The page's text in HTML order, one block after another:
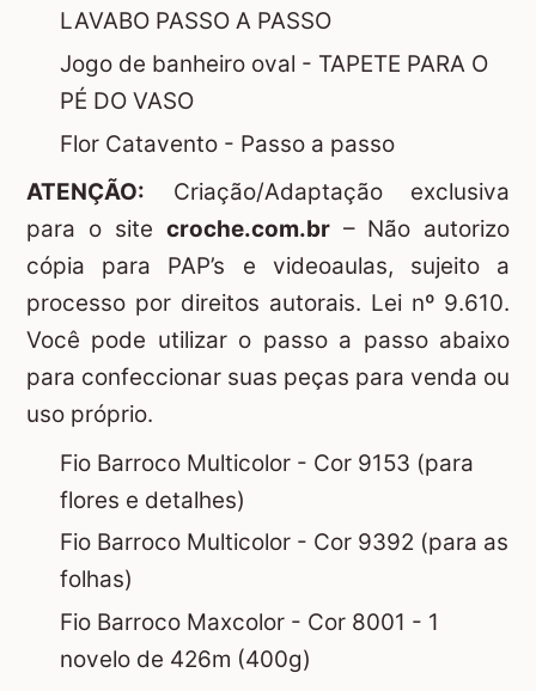
LAVABO PASSO A PASSO
Jogo de banheiro oval - TAPETE PARA O
PÉ DO VASO
Flor Catavento - Passo a passo
ATENÇÃO: Criação/Adaptação exclusiva
para o site croche.com.br – Não autorizo
cópia para PAP’s e videoaulas, sujeito a
processo por direitos autorais. Lei nº 9.610.
Você pode utilizar o passo a passo abaixo
para confeccionar suas peças para venda ou
uso próprio.
Fio Barroco Multicolor - Cor 9153 (para
flores e detalhes)
Fio Barroco Multicolor - Cor 9392 (para as
folhas)
Fio Barroco Maxcolor - Cor 8001 - 1
novelo de 426m (400g)